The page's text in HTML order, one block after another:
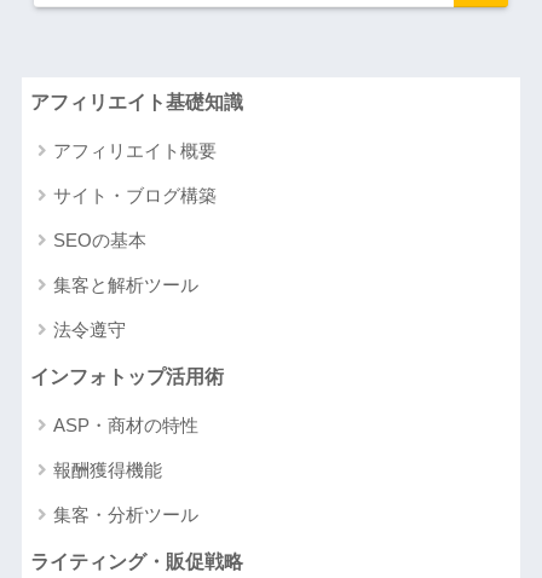
アフィリエイト基礎知識
アフィリエイト概要
サイト・ブログ構築
SEOの基本
集客と解析ツール
法令遵守
インフォトップ活用術
ASP・商材の特性
報酬獲得機能
集客・分析ツール
ライティング・販促戦略